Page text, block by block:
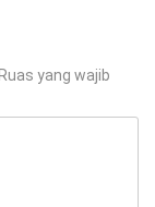
Ruas yang wajib